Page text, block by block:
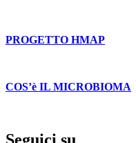
PROGETTO HMAP
COS’è IL MICROBIOMA